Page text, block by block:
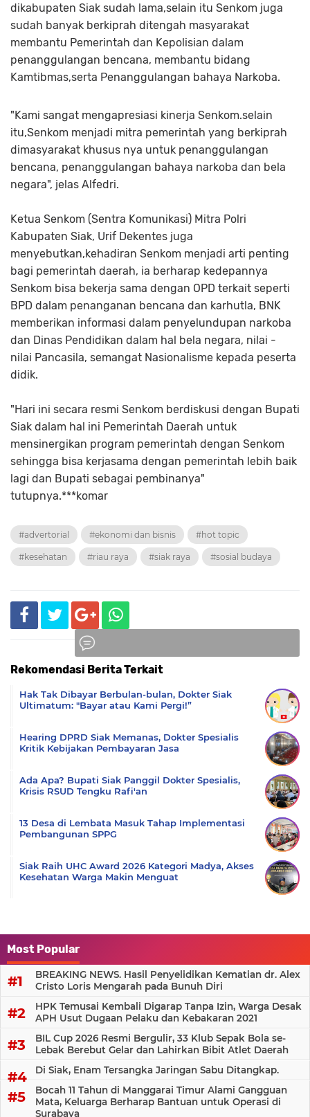
dikabupaten Siak sudah lama,selain itu Senkom juga
sudah banyak berkiprah ditengah masyarakat
membantu Pemerintah dan Kepolisian dalam
penanggulangan bencana, membantu bidang
Kamtibmas,serta Penanggulangan bahaya Narkoba.
"Kami sangat mengapresiasi kinerja Senkom.selain
itu,Senkom menjadi mitra pemerintah yang berkiprah
dimasyarakat khusus nya untuk penanggulangan
bencana, penanggulangan bahaya narkoba dan bela
negara", jelas Alfedri.
Ketua Senkom (Sentra Komunikasi) Mitra Polri
Kabupaten Siak, Urif Dekentes juga
menyebutkan,kehadiran Senkom menjadi arti penting
bagi pemerintah daerah, ia berharap kedepannya
Senkom bisa bekerja sama dengan OPD terkait seperti
BPD dalam penanganan bencana dan karhutla, BNK
memberikan informasi dalam penyelundupan narkoba
dan Dinas Pendidikan dalam hal bela negara, nilai -
nilai Pancasila, semangat Nasionalisme kepada peserta
didik.
"Hari ini secara resmi Senkom berdiskusi dengan Bupati
Siak dalam hal ini Pemerintah Daerah untuk
mensinergikan program pemerintah dengan Senkom
sehingga bisa kerjasama dengan pemerintah lebih baik
lagi dan Bupati sebagai pembinanya"
tutupnya.***komar
#advertorial #ekonomi dan bisnis #hot topic
#kesehatan #riau raya #siak raya #sosial budaya
Rekomendasi Berita Terkait
Hak Tak Dibayar Berbulan-bulan, Dokter Siak
Ultimatum: "Bayar atau Kami Pergi!”
Hearing DPRD Siak Memanas, Dokter Spesialis
Kritik Kebijakan Pembayaran Jasa
Ada Apa? Bupati Siak Panggil Dokter Spesialis,
Krisis RSUD Tengku Rafi'an
13 Desa di Lembata Masuk Tahap Implementasi
Pembangunan SPPG
Siak Raih UHC Award 2026 Kategori Madya, Akses
Kesehatan Warga Makin Menguat
Most Popular
BREAKING NEWS. Hasil Penyelidikan Kematian dr. Alex
Cristo Loris Mengarah pada Bunuh Diri
HPK Temusai Kembali Digarap Tanpa Izin, Warga Desak
APH Usut Dugaan Pelaku dan Kebakaran 2021
BIL Cup 2026 Resmi Bergulir, 33 Klub Sepak Bola se-
Lebak Berebut Gelar dan Lahirkan Bibit Atlet Daerah
Di Siak, Enam Tersangka Jaringan Sabu Ditangkap.
Bocah 11 Tahun di Manggarai Timur Alami Gangguan
Mata, Keluarga Berharap Bantuan untuk Operasi di
Surabaya